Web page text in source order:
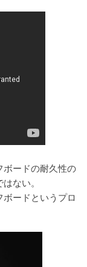
ボードの耐久性の
ない。
ボードというプロ